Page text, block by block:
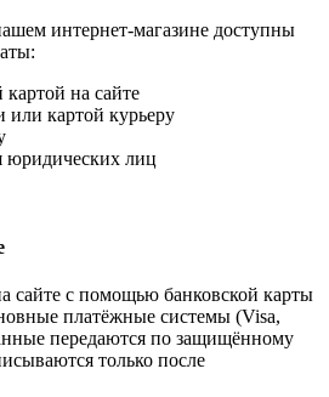
интернет-магазине доступны
на сайте
картой курьеру
юридических лиц
сайте с помощью банковской карты
платёжные системы (Visa,
передаются по защищённому
только после